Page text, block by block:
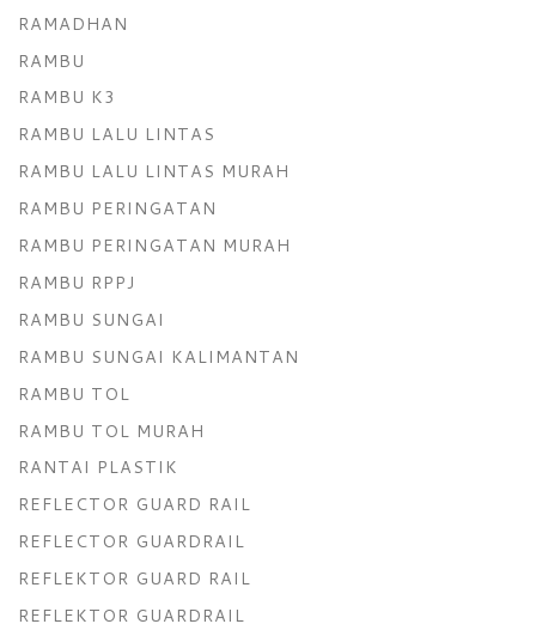
RAMADHAN
RAMBU
RAMBU K3
RAMBU LALU LINTAS
RAMBU LALU LINTAS MURAH
RAMBU PERINGATAN
RAMBU PERINGATAN MURAH
RAMBU RPPJ
RAMBU SUNGAI
RAMBU SUNGAI KALIMANTAN
RAMBU TOL
RAMBU TOL MURAH
RANTAI PLASTIK
REFLECTOR GUARD RAIL
REFLECTOR GUARDRAIL
REFLEKTOR GUARD RAIL
REFLEKTOR GUARDRAIL